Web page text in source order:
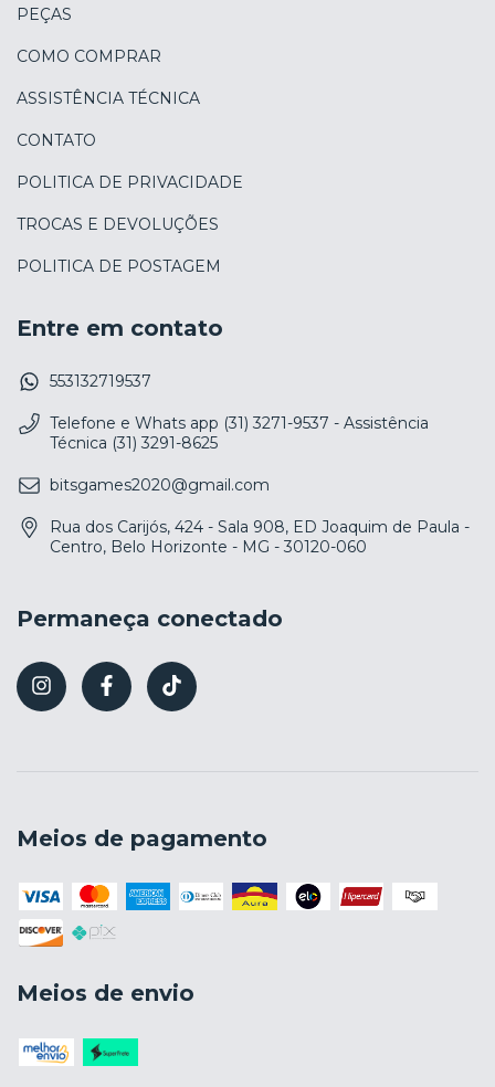
PEÇAS
COMO COMPRAR
ASSISTÊNCIA TÉCNICA
CONTATO
POLITICA DE PRIVACIDADE
TROCAS E DEVOLUÇÕES
POLITICA DE POSTAGEM
Entre em contato
553132719537
Telefone e Whats app (31) 3271-9537 - Assistência
Técnica (31) 3291-8625
bitsgames2020@gmail.com
Rua dos Carijós, 424 - Sala 908, ED Joaquim de Paula -
Centro, Belo Horizonte - MG - 30120-060
Permaneça conectado
Meios de pagamento
Meios de envio